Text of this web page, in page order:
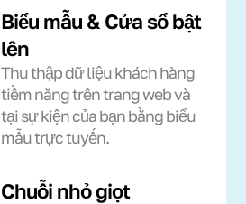
Biểu mẫu & Cửa sổ bật
lên
Thu thập dữ liệu khách hàng
tiềm năng trên trang web và
tại sự kiện của bạn bằng biểu
mẫu trực tuyến.
Chuỗi nhỏ giọt